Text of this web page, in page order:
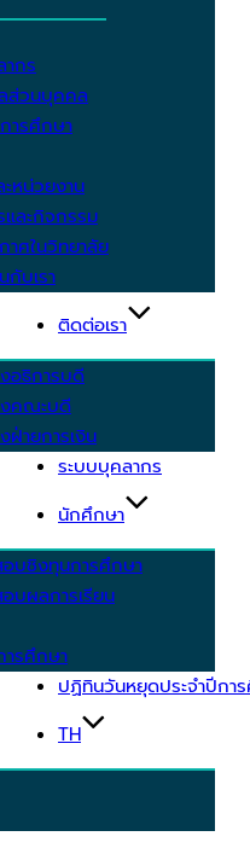
กร
ส่วนบุคคล
ารศึกษา
หน่วยงาน
และกิจกรรม
าศในวิทยาลัย
กับเรา
ติดต่อเรา
อธิการบดี
คณะบดี
ฝ่ายการเงิน
ระบบบุคลากร
นักศึกษา
บชิงทุนการศึกษา
บผลการเรียน
รศึกษา
ปฏิทินวันหยุดประจำปีกา
TH